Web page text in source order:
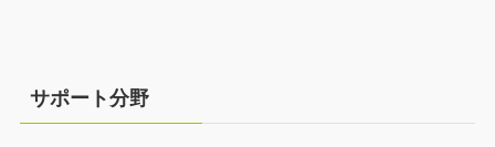
サポート分野